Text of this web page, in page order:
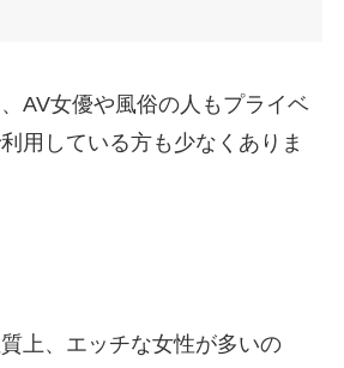
AV女優や風俗の人もプライベ
用している方も少なくありま
上、エッチな女性が多いの